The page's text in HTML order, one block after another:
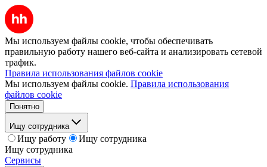
Мы используем файлы cookie, чтобы обеспечивать
правильную работу нашего веб-сайта и анализировать сетевой
трафик.
Правила использования файлов cookie
Мы используем файлы cookie. Правила использования
файлов cookie
Понятно
Ищу сотрудника
Ищу работу
Ищу сотрудника
Ищу сотрудника
Сервисы